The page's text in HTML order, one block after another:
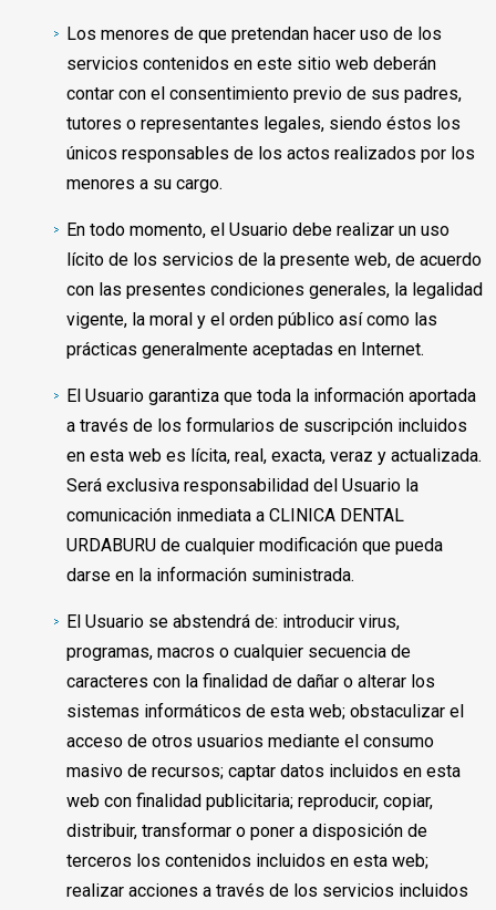
Los menores de que pretendan hacer uso de los
servicios contenidos en este sitio web deberán
contar con el consentimiento previo de sus padres,
tutores o representantes legales, siendo éstos los
únicos responsables de los actos realizados por los
menores a su cargo.
En todo momento, el Usuario debe realizar un uso
lícito de los servicios de la presente web, de acuerdo
con las presentes condiciones generales, la legalidad
vigente, la moral y el orden público así como las
prácticas generalmente aceptadas en Internet.
El Usuario garantiza que toda la información aportada
a través de los formularios de suscripción incluidos
en esta web es lícita, real, exacta, veraz y actualizada.
Será exclusiva responsabilidad del Usuario la
comunicación inmediata a CLINICA DENTAL
URDABURU de cualquier modificación que pueda
darse en la información suministrada.
El Usuario se abstendrá de: introducir virus,
programas, macros o cualquier secuencia de
caracteres con la finalidad de dañar o alterar los
sistemas informáticos de esta web; obstaculizar el
acceso de otros usuarios mediante el consumo
masivo de recursos; captar datos incluidos en esta
web con finalidad publicitaria; reproducir, copiar,
distribuir, transformar o poner a disposición de
terceros los contenidos incluidos en esta web;
realizar acciones a través de los servicios incluidos